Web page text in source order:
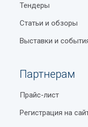
Тендеры
Статьи и обзоры
Выставки и
Партнерам
Прайс-лист
Регистрация на